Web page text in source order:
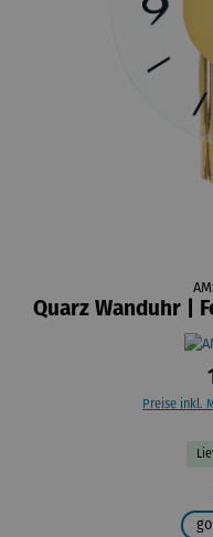
Quarz Wanduhr |
Preise inkl.